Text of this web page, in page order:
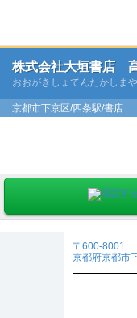
株式会社大垣書店
おおがきしょてんたかしま
京都市下京区/四条駅/書店
〒600-8001
京都府京都市